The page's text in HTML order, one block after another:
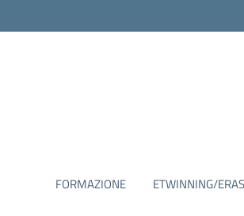
FORMAZIONE ETWINNING/